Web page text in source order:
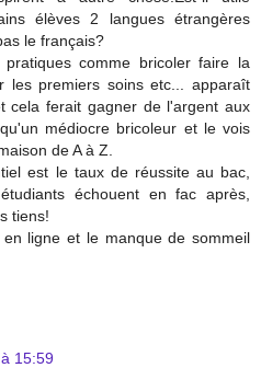
élèves 2 langues étrangères
le français?
comme bricoler faire la
les premiers soins etc... apparaît
cela ferait gagner de l'argent aux
médiocre bricoleur et le vois
de A à Z.
est le taux de réussite au bac,
échouent en fac après,
tiens!
ligne et le manque de sommeil
15:59